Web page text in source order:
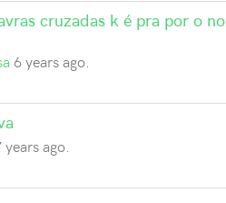
cruzadas k é pra por o
6 years ago.
years ago.